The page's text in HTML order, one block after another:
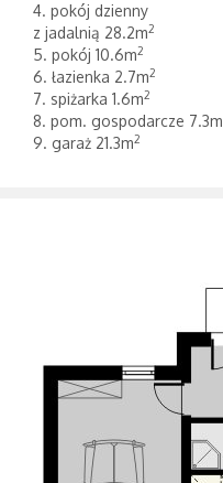
4. pokój dzienny
z jadalnią 28.2m2
5. pokój 10.6m2
6. łazienka 2.7m2
7. spiżarka 1.6m2
8. pom. gospodarcze 7.3m
9. garaż 21.3m2